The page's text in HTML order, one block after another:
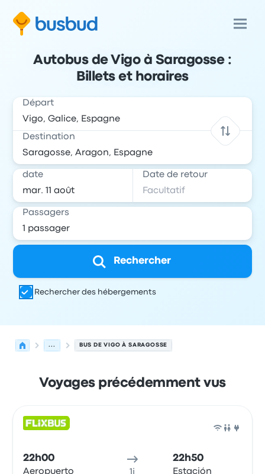
Autobus de Vigo à Saragosse :
Billets et horaires
Départ
Destination
date Date de retour
Passagers
Rechercher
Rechercher des hébergements
... BUS DE VIGO À SARAGOSSE
Voyages précédemment vus
22h00
Aeropuerto
1j
22h50
Estación